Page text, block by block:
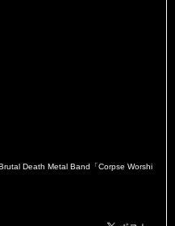
Death Metal Band「Corpse Worshi